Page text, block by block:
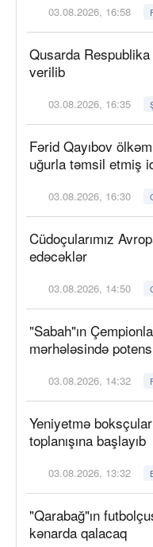
03.08.2026, 16:58
Qusarda
verilib
03.08.2026, 16:35
Fərid Qayıbov
uğurla təmsil etmiş
03.08.2026, 16:30
Cüdoçularımız
edəcəklər
03.08.2026, 14:50
"Sabah"ın
mərhələsində
03.08.2026, 14:32
Yeniyetmə
toplanışına başlayıb
03.08.2026, 13:32
"Qarabağ"ın
kənarda qalacaq